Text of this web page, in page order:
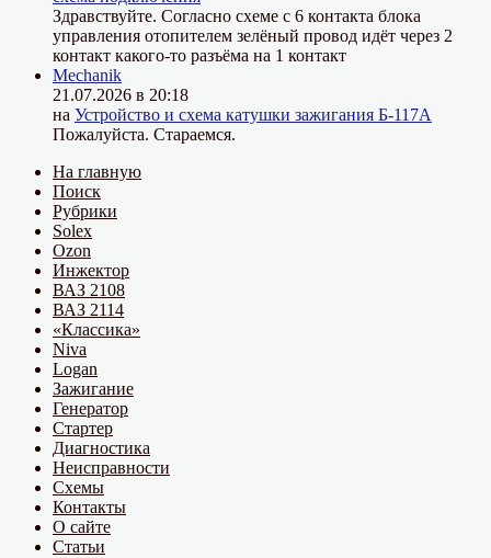
Здравствуйте. Согласно схеме с 6 контакта блока
управления отопителем зелёный провод идёт через 2
контакт какого-то разъёма на 1 контакт
Mechanik
21.07.2026 в 20:18
на Устройство и схема катушки зажигания Б-117А
Пожалуйста. Стараемся.
На главную
Поиск
Рубрики
Solex
Ozon
Инжектор
ВАЗ 2108
ВАЗ 2114
«Классика»
Niva
Logan
Зажигание
Генератор
Стартер
Диагностика
Неисправности
Схемы
Контакты
О сайте
Статьи